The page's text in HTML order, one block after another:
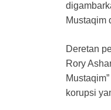
Mustaqim
Deretan
Rory
korupsi